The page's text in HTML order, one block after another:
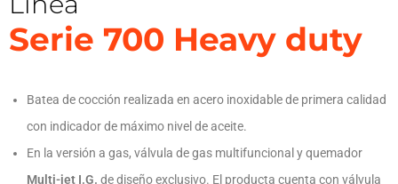
Serie 700 Heavy duty
Batea de cocción realizada en acero inoxidable de primera calidad
con indicador de máximo nivel de aceite.
En la versión a gas, válvula de gas multifuncional y quemador
Multi-jet I.G. de diseño exclusivo. El producta cuenta con válvula